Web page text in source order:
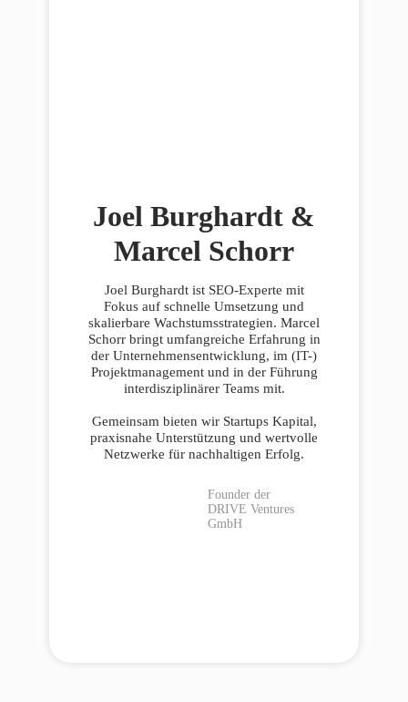
Joel Burghardt &
Marcel Schorr
Joel Burghardt ist SEO-Experte mit
Fokus auf schnelle Umsetzung und
skalierbare Wachstumsstrategien. Marcel
Schorr bringt umfangreiche Erfahrung in
der Unternehmensentwicklung, im (IT-)
Projektmanagement und in der Führung
interdisziplinärer Teams mit.
Gemeinsam bieten wir Startups Kapital,
praxisnahe Unterstützung und wertvolle
Netzwerke für nachhaltigen Erfolg.
Founder der
DRIVE Ventures
GmbH